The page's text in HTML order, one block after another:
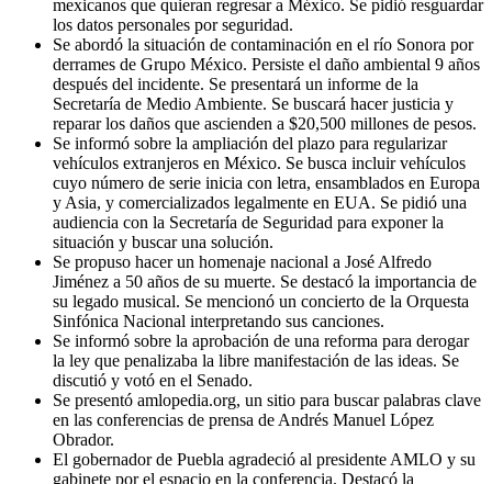
mexicanos que quieran regresar a México. Se pidió resguardar
los datos personales por seguridad.
Se abordó la situación de contaminación en el río Sonora por
derrames de Grupo México. Persiste el daño ambiental 9 años
después del incidente. Se presentará un informe de la
Secretaría de Medio Ambiente. Se buscará hacer justicia y
reparar los daños que ascienden a $20,500 millones de pesos.
Se informó sobre la ampliación del plazo para regularizar
vehículos extranjeros en México. Se busca incluir vehículos
cuyo número de serie inicia con letra, ensamblados en Europa
y Asia, y comercializados legalmente en EUA. Se pidió una
audiencia con la Secretaría de Seguridad para exponer la
situación y buscar una solución.
Se propuso hacer un homenaje nacional a José Alfredo
Jiménez a 50 años de su muerte. Se destacó la importancia de
su legado musical. Se mencionó un concierto de la Orquesta
Sinfónica Nacional interpretando sus canciones.
Se informó sobre la aprobación de una reforma para derogar
la ley que penalizaba la libre manifestación de las ideas. Se
discutió y votó en el Senado.
Se presentó amlopedia.org, un sitio para buscar palabras clave
en las conferencias de prensa de Andrés Manuel López
Obrador.
El gobernador de Puebla agradeció al presidente AMLO y su
gabinete por el espacio en la conferencia. Destacó la